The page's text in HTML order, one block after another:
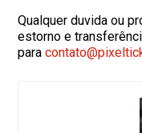
Qualquer duvida ou
estorno e
para